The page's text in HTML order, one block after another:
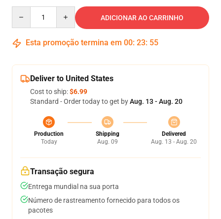
ADICIONAR AO CARRINHO
Esta promoção termina em 00: 23: 55
Deliver to United States
Cost to ship:$6.99
Standard - Order today to get byAug. 13 - Aug. 20
Production
Today
Shipping
Aug. 09
Delivered
Aug. 13 - Aug. 20
Transação segura
Entrega mundial na sua porta
Número de rastreamento fornecido para todos os
pacotes